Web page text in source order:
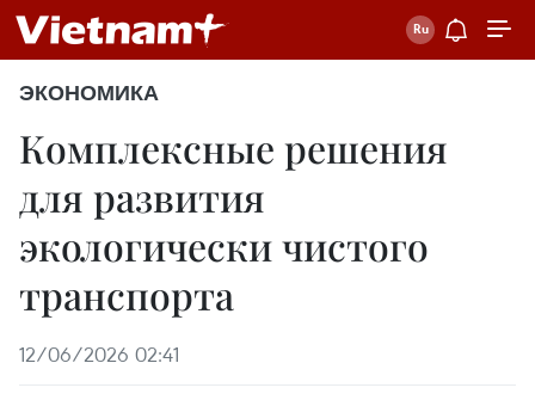
ЭКОНОМИКА
Комплексные решения
для развития
экологически чистого
транспорта
12/06/2026 02:41